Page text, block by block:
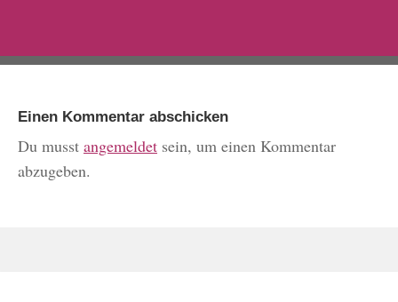
Einen Kommentar abschicken
Du musst angemeldet sein, um einen Kommentar
abzugeben.